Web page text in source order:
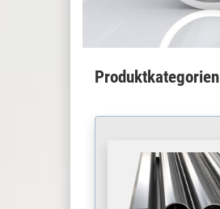
Produktkategorien